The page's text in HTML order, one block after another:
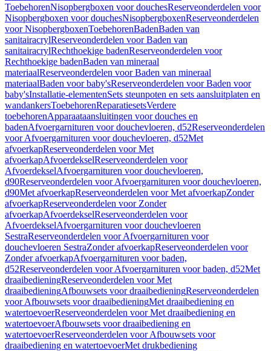
ToebehorenNisopbergboxen voor douchesReserveonderdelen voor
Nisopbergboxen voor douchesNisopbergboxenReserveonderdelen
voor NisopbergboxenToebehorenBadenBaden van
sanitairacrylReserveonderdelen voor Baden van
sanitairacrylRechthoekige badenReserveonderdelen voor
Rechthoekige badenBaden van mineraal
materiaalReserveonderdelen voor Baden van mineraal
materiaalBaden voor baby'sReserveonderdelen voor Baden voor
baby'sInstallatie-elementenSets steunpoten en sets aansluitplaten en
wandankersToebehorenReparatiesetsVerdere
toebehorenApparaataansluitingen voor douches en
badenAfvoergarnituren voor douchevloeren, d52Reserveonderdelen
voor Afvoergarnituren voor douchevloeren, d52Met
afvoerkapReserveonderdelen voor Met
afvoerkapAfvoerdekselReserveonderdelen voor
AfvoerdekselAfvoergarnituren voor douchevloeren,
d90Reserveonderdelen voor Afvoergarnituren voor douchevloeren,
d90Met afvoerkapReserveonderdelen voor Met afvoerkapZonder
afvoerkapReserveonderdelen voor Zonder
afvoerkapAfvoerdekselReserveonderdelen voor
AfvoerdekselAfvoergarnituren voor douchevloeren
SestraReserveonderdelen voor Afvoergarnituren voor
douchevloeren SestraZonder afvoerkapReserveonderdelen voor
Zonder afvoerkapAfvoergarnituren voor baden,
d52Reserveonderdelen voor Afvoergarnituren voor baden, d52Met
draaibedieningReserveonderdelen voor Met
draaibedieningAfbouwsets voor draaibedieningReserveonderdelen
voor Afbouwsets voor draaibedieningMet draaibediening en
watertoevoerReserveonderdelen voor Met draaibediening en
watertoevoerAfbouwsets voor draaibediening en
watertoevoerReserveonderdelen voor Afbouwsets voor
draaibediening en watertoevoerMet drukbediening